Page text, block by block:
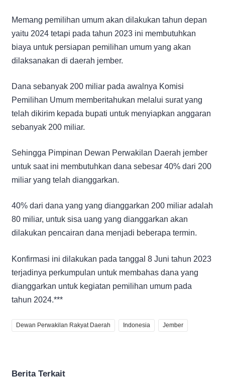
Memang pemilihan umum akan dilakukan tahun depan
yaitu 2024 tetapi pada tahun 2023 ini membutuhkan
biaya untuk persiapan pemilihan umum yang akan
dilaksanakan di daerah jember.
Dana sebanyak 200 miliar pada awalnya Komisi
Pemilihan Umum memberitahukan melalui surat yang
telah dikirim kepada bupati untuk menyiapkan anggaran
sebanyak 200 miliar.
Sehingga Pimpinan Dewan Perwakilan Daerah jember
untuk saat ini membutuhkan dana sebesar 40% dari 200
miliar yang telah dianggarkan.
40% dari dana yang yang dianggarkan 200 miliar adalah
80 miliar, untuk sisa uang yang dianggarkan akan
dilakukan pencairan dana menjadi beberapa termin.
Konfirmasi ini dilakukan pada tanggal 8 Juni tahun 2023
terjadinya perkumpulan untuk membahas dana yang
dianggarkan untuk kegiatan pemilihan umum pada
tahun 2024.***
Dewan Perwakilan Rakyat Daerah Indonesia Jember
Berita Terkait